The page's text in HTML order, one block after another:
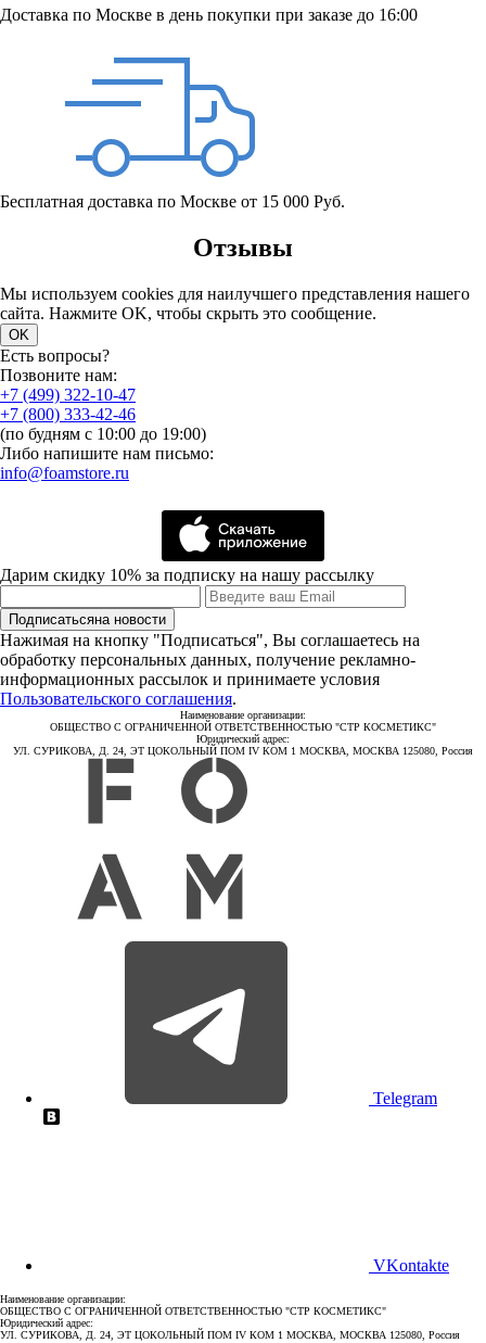
Доставка по Москве в день покупки при заказе до 16:00
Бесплатная доставка по Москве от 15 000 Руб.
Отзывы
Мы используем cookies для наилучшего представления нашего
сайта. Нажмите OK, чтобы скрыть это сообщение.
OK
Есть вопросы?
Позвоните нам:
+7 (499) 322-10-47
+7 (800) 333-42-46
(по будням с 10:00 до 19:00)
Либо напишите нам письмо:
info@foamstore.ru
Дарим скидку 10% за подписку на нашу рассылку
Подписатьсяна новости
Нажимая на кнопку "Подписаться", Вы соглашаетесь на
обработку персональных данных, получение рекламно-
информационных рассылок и принимаете условия
Пользовательского соглашения.
Наименование организации:
ОБЩЕСТВО С ОГРАНИЧЕННОЙ ОТВЕТСТВЕННОСТЬЮ "СТР КОСМЕТИКС"
Юридический адрес:
УЛ. СУРИКОВА, Д. 24, ЭТ ЦОКОЛЬНЫЙ ПОМ IV КОМ 1 МОСКВА, МОСКВА 125080, Россия
Telegram
VKontakte
Наименование организации:
ОБЩЕСТВО С ОГРАНИЧЕННОЙ ОТВЕТСТВЕННОСТЬЮ "СТР КОСМЕТИКС"
Юридический адрес:
УЛ. СУРИКОВА, Д. 24, ЭТ ЦОКОЛЬНЫЙ ПОМ IV КОМ 1 МОСКВА, МОСКВА 125080, Россия